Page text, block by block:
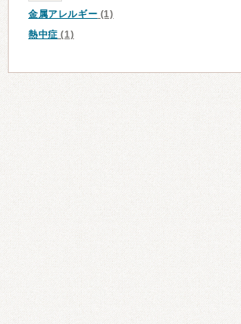
金属アレルギー (1)
熱中症 (1)